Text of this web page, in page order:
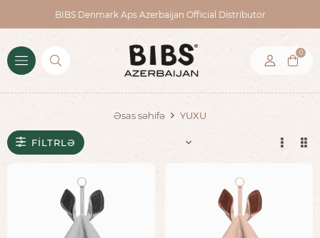
BIBS Denmark Aps Azerbaijan Official Distributor
0
Əsas səhifə YUXU
FILTRLƏ